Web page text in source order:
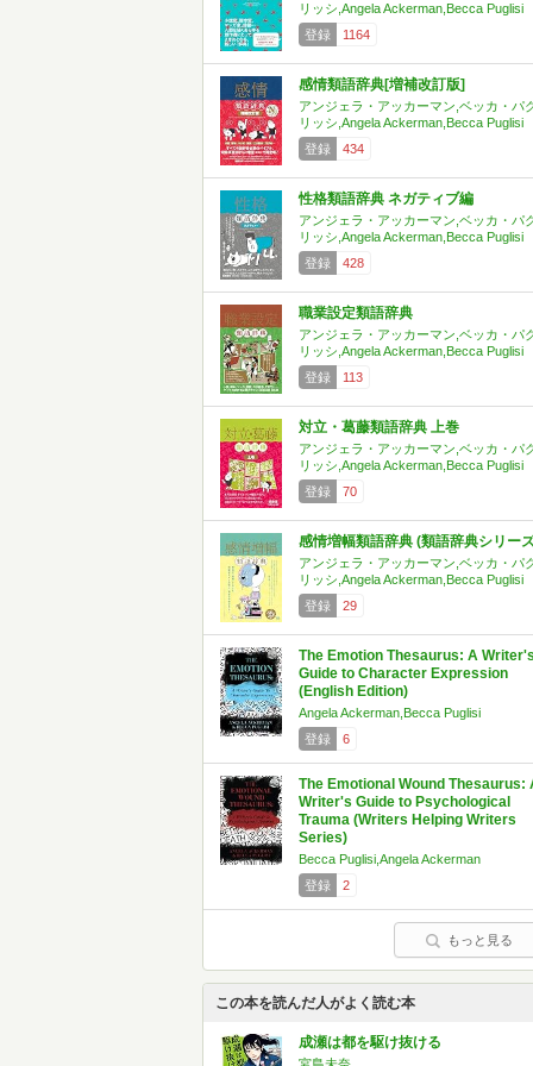
リッシ,Angela Ackerman,Becca Puglisi
登録
1164
感情類語辞典[増補改訂版]
アンジェラ・アッカーマン,ベッカ・パ
リッシ,Angela Ackerman,Becca Puglisi
登録
434
性格類語辞典 ネガティブ編
アンジェラ・アッカーマン,ベッカ・パ
リッシ,Angela Ackerman,Becca Puglisi
登録
428
職業設定類語辞典
アンジェラ・アッカーマン,ベッカ・パ
リッシ,Angela Ackerman,Becca Puglisi
登録
113
対立・葛藤類語辞典 上巻
アンジェラ・アッカーマン,ベッカ・パ
リッシ,Angela Ackerman,Becca Puglisi
登録
70
感情増幅類語辞典 (類語辞典シリー
アンジェラ・アッカーマン,ベッカ・パ
リッシ,Angela Ackerman,Becca Puglisi
登録
29
The Emotion Thesaurus: A Writer's
Guide to Character Expression
(English Edition)
Angela Ackerman,Becca Puglisi
登録
6
The Emotional Wound Thesaurus:
Writer's Guide to Psychological
Trauma (Writers Helping Writers
Series)
Becca Puglisi,Angela Ackerman
登録
2
もっと見る
この本を読んだ人がよく読む本
成瀬は都を駆け抜ける